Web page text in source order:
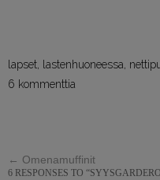
lapset, lastenhuoneessa,
6 kommenttia
← Omenamuffinit
6 RESPONSES TO